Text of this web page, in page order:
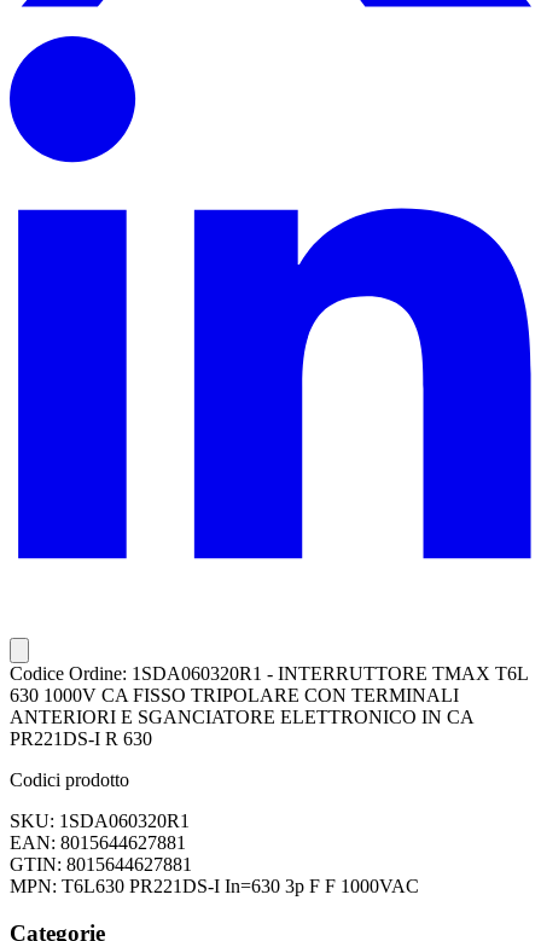
Codice Ordine: 1SDA060320R1 - INTERRUTTORE TMAX T6L
630 1000V CA FISSO TRIPOLARE CON TERMINALI
ANTERIORI E SGANCIATORE ELETTRONICO IN CA
PR221DS-I R 630
Codici prodotto
SKU: 1SDA060320R1
EAN: 8015644627881
GTIN: 8015644627881
MPN: T6L630 PR221DS-I In=630 3p F F 1000VAC
Categorie